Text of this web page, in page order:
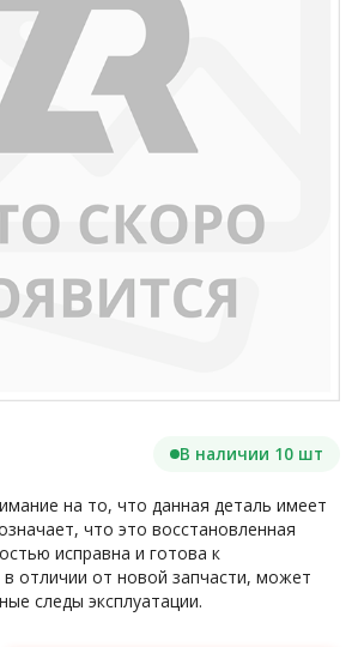
на то, что данная деталь имеет
что это восстановленная
исправна и готова к
отличии от новой запчасти, может
следы эксплуатации.
В наличии 10 шт